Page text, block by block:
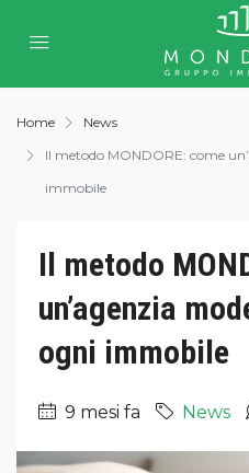
Home
News
Il metodo MONDORE: come
immobile
Il metodo
un’agenzia
ogni immobile
9 mesi fa News